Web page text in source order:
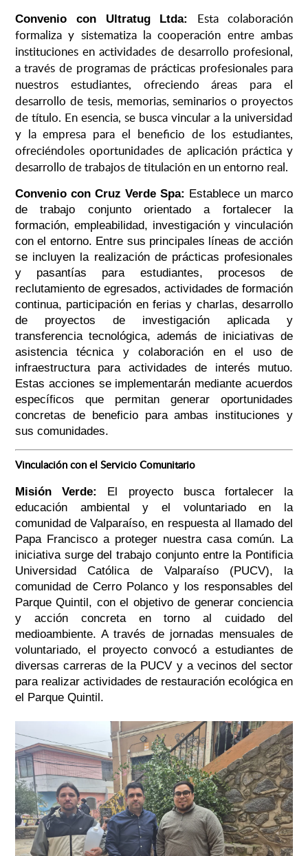
Convenio con Ultratug Ltda: Esta colaboración
formaliza y sistematiza la cooperación entre ambas
institucionesen actividades de desarrollo profesional,
a través de programas de prácticas profesionales para
nuestros estudiantes, ofreciendo áreas para el
desarrollo de tesis, memorias, seminarios o proyectos
de título. En esencia, se busca vincular a la universidad
y la empresa para el beneficio de los estudiantes,
ofreciéndoles oportunidades de aplicación práctica y
desarrollo de trabajos de titulación en un entorno real.
Convenio con Cruz Verde Spa: Establece un marco
de trabajo conjunto orientado a fortalecer la
formación, empleabilidad, investigación y vinculación
con el entorno. Entre sus principales líneas de acción
se incluyen la realización de prácticas profesionales
y pasantías para estudiantes, procesos de
reclutamiento de egresados, actividades de formación
continua, participación en ferias y charlas, desarrollo
de proyectos de investigación aplicada y
transferencia tecnológica, además de iniciativas de
asistencia técnica y colaboración en el uso de
infraestructura para actividades de interés mutuo.
Estas acciones se implementarán mediante acuerdos
específicos que permitan generar oportunidades
concretas de beneficio para ambas instituciones y
sus comunidades.
Vinculación con el Servicio Comunitario
Misión Verde:
El proyecto busca fortalecer la
educación ambiental y el voluntariado en la
comunidad de Valparaíso, en respuesta al llamado del
Papa Francisco a proteger nuestra casa común. La
iniciativa surge del trabajo conjunto entre la Pontificia
Universidad Católica de Valparaíso (PUCV), la
comunidad de Cerro Polanco y los responsables del
Parque Quintil, con el objetivo de generar conciencia
y acción concreta en torno al cuidado del
medioambiente. A través de jornadas mensuales de
voluntariado, el proyecto convocó a estudiantes de
diversas carreras de la PUCV y a vecinos del sector
para realizar actividades de restauración ecológica en
el Parque Quintil.